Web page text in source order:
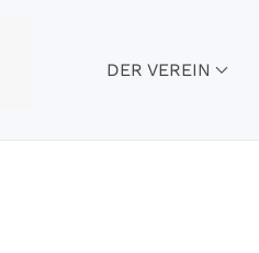
DER VEREIN